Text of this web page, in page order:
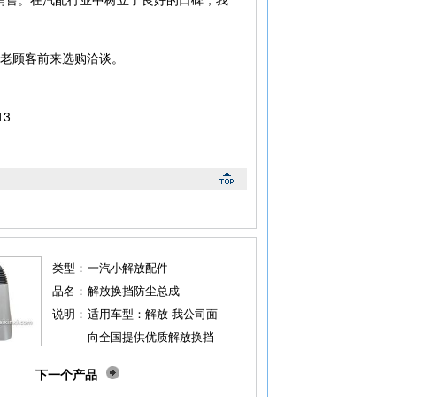
顾客前来选购洽谈。
类型： 一汽小解放配件
品名： 解放换挡防尘总成
说明： 适用车型：解放 我公司面
向全国提供优质解放换挡
前来选购
下一个产品